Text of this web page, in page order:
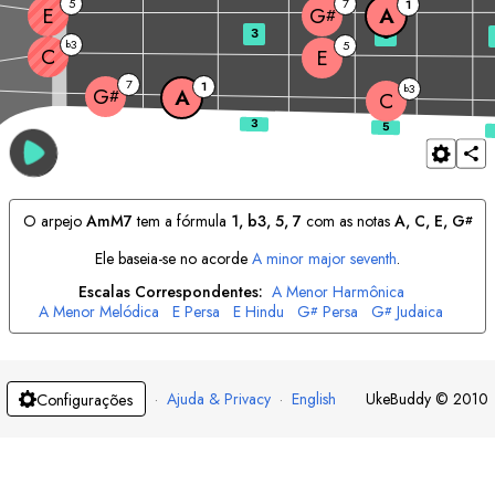
G# 7 A 1 C b3
C b3 E 5
E G# A 1
3 5
O arpejo AmM7tem a fórmula 1, b3, 5, 7com as notas A, C, E, G#
Ele baseia-se no acorde A minor major seventh.
Escalas Correspondentes: A Menor Harmônica
A Menor Melódica E Persa E Hindu G# Persa G# Judaica
Configurações · Ajuda & Privacy · English UkeBuddy © 2010